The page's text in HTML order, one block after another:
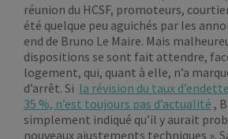
réunion du HCSF, promoteurs,
été quelque peu aguichés par les
end de Bruno Le Maire. Mais
dispositions se sont fait attendre,
logement, qui, quant à elle, n’a
d’arrêt. Si la révision du taux
35 %, n’est toujours pas d’actualité ,
simplement indiqué qu’il y aurait
nouveaux ajustements techniques ».